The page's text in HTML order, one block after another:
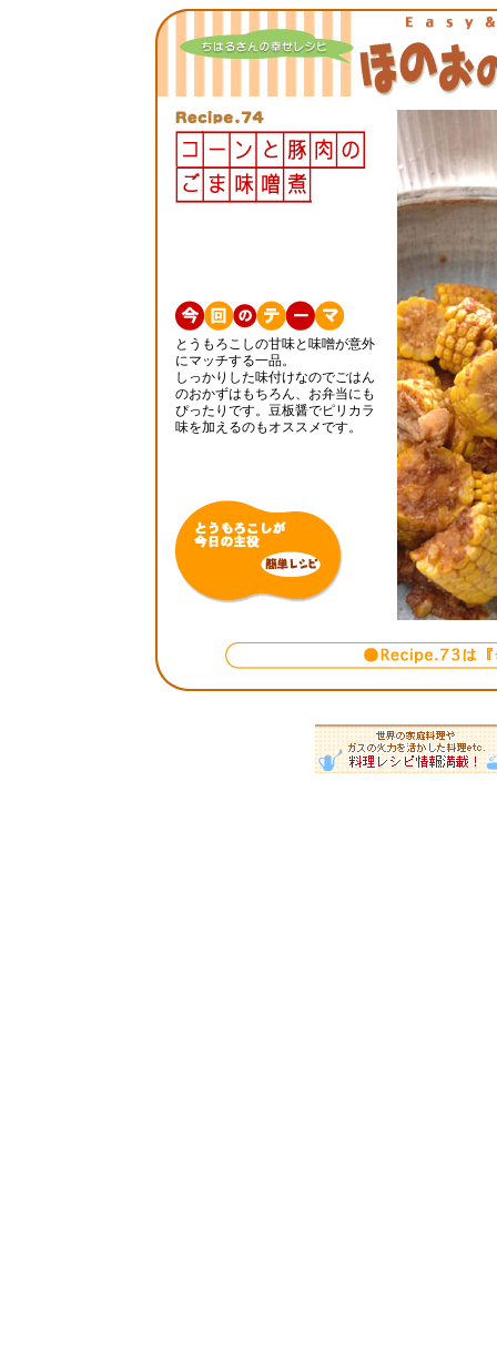
とうもろこしの甘味と味噌が意外
にマッチする一品。
しっかりした味付けなのでごはん
のおかずはもちろん、お弁当にも
ぴったりです。豆板醤でピリカラ
味を加えるのもオススメです。